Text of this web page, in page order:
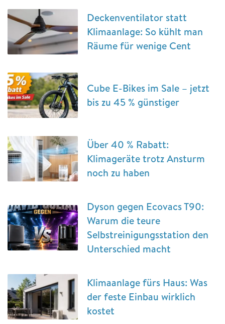
Deckenventilator statt
Klimaanlage: So kühlt man
Räume für wenige Cent
Cube E-Bikes im Sale – jetzt
bis zu 45 % günstiger
Über 40 % Rabatt:
Klimageräte trotz Ansturm
noch zu haben
Dyson gegen Ecovacs T90:
Warum die teure
Selbstreinigungsstation den
Unterschied macht
Klimaanlage fürs Haus: Was
der feste Einbau wirklich
kostet